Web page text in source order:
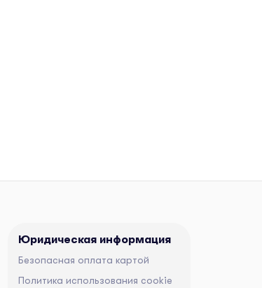
Юридическая информация
Безопасная оплата картой
Политика использования cookie